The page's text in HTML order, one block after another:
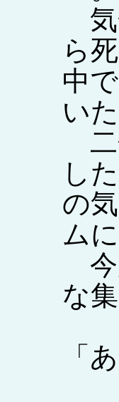
気
ら
中
いた
二
し
の
ム
今
な
「